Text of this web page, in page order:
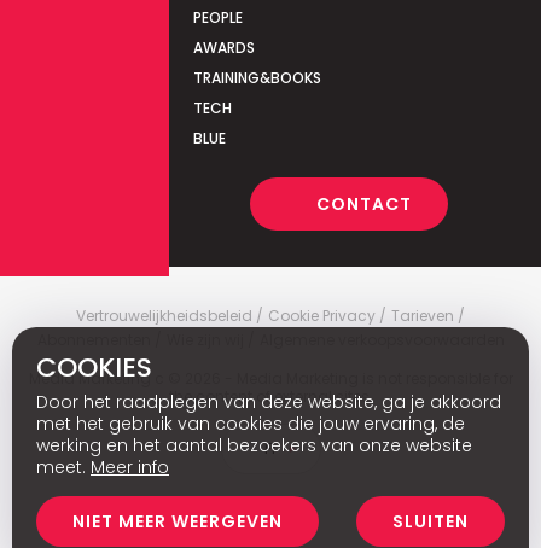
PEOPLE
AWARDS
TRAINING&BOOKS
TECH
BLUE
CONTACT
Vertrouwelijkheidsbeleid Cookie Privacy
Tarieven
Media Marketing
the content of external sites.
Fr
COOKIES
Door het raadplegen van deze website, ga je akkoord
met het gebruik van cookies die jouw ervaring, de
werking en het aantal bezoekers van onze website
meet. Meer info
NIET MEER WEERGEVEN SLUITEN